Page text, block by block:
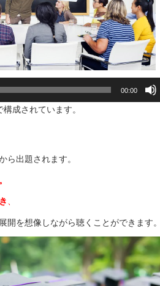
00:00
構成されています。
ら出題されます。
、
を想像しながら聴くことができます。